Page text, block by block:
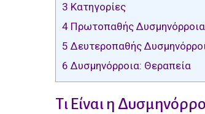
3 Κατηγορίες
4 Πρωτοπαθής
5 Δευτεροπαθής
6 Δυσμηνόρροια: Θεραπεία
Τι Είναι η